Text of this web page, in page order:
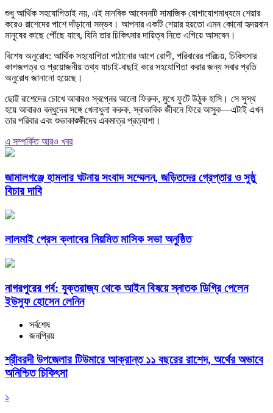
শুধু আর্থিক সহযোগিতাই নয়, এই মানবিক আবেদনটি সামাজিক যোগাযোগমাধ্যমে শেয়ার
করেও রাশেদের পাশে দাঁড়ানো সম্ভব। আপনার একটি শেয়ার হয়তো এমন কোনো হৃদয়বান
মানুষের কাছে পৌঁছে যাবে, যিনি তার চিকিৎসার দায়িত্ব নিতে এগিয়ে আসবেন।
বিশেষ অনুরোধ: আর্থিক সহযোগিতা পাঠানোর আগে রোগী, পরিবারের পরিচয়, চিকিৎসার
কাগজপত্র ও প্রয়োজনীয় তথ্য যাচাই-বাছাই করে সহযোগিতা করার জন্য সবার প্রতি
অনুরোধ জানানো হয়েছে।
ছোট্ট রাশেদের চোখে আবারও স্বপ্নের আলো ফিরুক, মুখে ফুটে উঠুক হাসি। সে সুস্থ
হয়ে আবারও বন্ধুদের সঙ্গে খেলাধুলা করুক, স্বাভাবিক জীবনে ফিরে আসুক—এটাই এখন
তার পরিবার এবং শুভাকাঙ্ক্ষীদের একমাত্র প্রত্যাশা।
এ সম্পর্কিত আরও খবর
জামালগঞ্জে হামলার ঘটনায় সংবাদ সম্মেলন, জড়িতদের গ্রেপ্তার ও সুষ্ঠু
বিচার দাবি
লালমাই প্রেস ক্লাবের নিয়মিত মাসিক সভা অনুষ্ঠিত
নাগরপুরের গর্ব: যুক্তরাজ্য থেকে আইন বিষয়ে স্নাতক ডিগ্রি পেলেন
ইউসুফ হোসেন লেনিন
সর্বশেষ
জনপ্রিয়
শ্রীবরদী উপজেলার টিউমারে আক্রান্ত ১১ বছরের রাশেদ, অর্থের অভাবে
অনিশ্চিত চিকিৎসা
১